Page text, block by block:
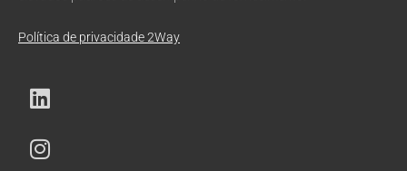
Política de privacidade 2Way